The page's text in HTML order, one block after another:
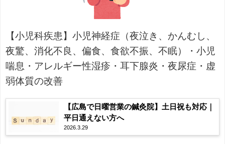
【小児科疾患】小児神経症（夜泣き、かんむし、
夜驚、消化不良、偏食、食欲不振、不眠）・小児
喘息・アレルギー性湿疹・耳下腺炎・夜尿症・虚
弱体質の改善
【広島で日曜営業の鍼灸院】土日祝も対応｜
平日通えない方へ
2026.3.29